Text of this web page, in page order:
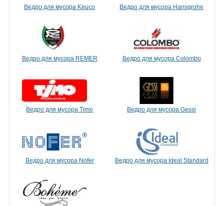
Ведро для мусора Keuco Ведро для мусора Hansgrohe
Ведро для мусора REMER Ведро для мусора Colombo
Ведро для мусора Timo Ведро для мусора Gessi
Ведро для мусора Nofer Ведро для мусора Ideal Standard